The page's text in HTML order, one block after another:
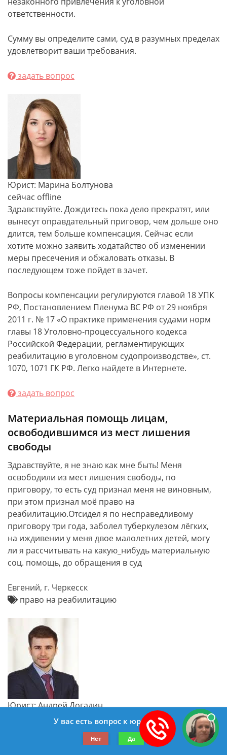
ответственности.
Сумму вы определите сами, суд в разумных пределах
удовлетворит ваши требования.
задать вопрос
Юрист: Марина Болтунова
сейчас offline
Здравствуйте. Дождитесь пока дело прекратят, или
вынесут оправдательный приговор, чем дольше оно
длится, тем больше компенсация. Сейчас если
хотите можно заявить ходатайство об изменении
меры пресечения и обжаловать отказы. В
последующем тоже пойдет в зачет.
Вопросы компенсации регулируются главой 18 УПК
РФ, Постановлением Пленума ВС РФ от 29 ноября
2011 г. № 17 «О практике применения судами норм
главы 18 Уголовно-процессуального кодекса
Российской Федерации, регламентирующих
реабилитацию в уголовном судопроизводстве», ст.
1070, 1071 ГК РФ. Легко найдете в Интернете.
задать вопрос
Материальная помощь лицам,
освободившимся из мест лишения
свободы
Здравствуйте, я не знаю как мне быть! Меня
освободили из мест лишения свободы, по
приговору, то есть суд признал меня не виновным,
при этом признал моё право на
реабилитацию.Отсидел я по несправедливому
приговору три года, заболел туберкулезом лёгких,
на иждивении у меня двое малолетних детей, могу
ли я рассчитывать на какую_нибудь материальную
соц. помощь, до обращения в суд
Евгений, г. Черкесск
право на реабилитацию
Юрист: Андрей Догадин
сейчас online
Здравствуйте. Если вас признали невиновным, вы
имеете право на реабилитацию, в том числе на
У вас есть вопрос к юристу?
Нет Да